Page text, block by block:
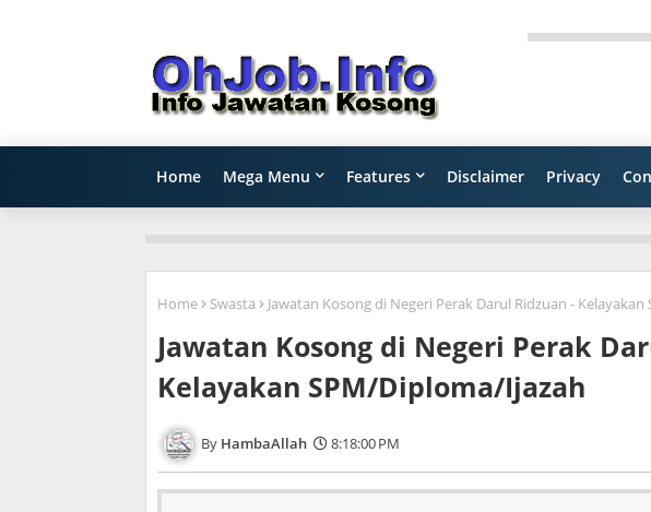
Home Mega Menu Features Disclaimer Privacy
Home Swasta Jawatan Kosong di Negeri Perak Darul Ridzuan -
Jawatan Kosong di Negeri Perak
Kelayakan SPM/Diploma/Ijazah
HambaAllah 8:18:00 PM